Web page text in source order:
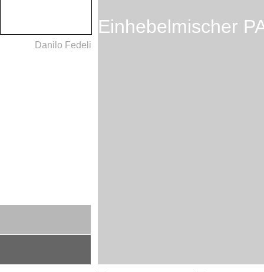
Danilo Fedeli
Einhebelmischer